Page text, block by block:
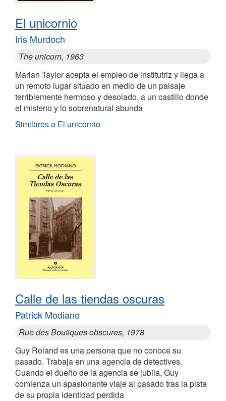
El unicornio
Iris Murdoch
The unicorn, 1963
Marian Taylor acepta el empleo de institutriz y llega a
un remoto lugar situado en medio de un paisaje
terriblemente hermoso y desolado, a un castillo donde
el misterio y lo sobrenatural abunda
Similares a El unicornio
Calle de las tiendas oscuras
Patrick Modiano
Rue des Boutiques obscures, 1978
Guy Roland es una persona que no conoce su
pasado. Trabaja en una agencia de detectives.
Cuando el dueño de la agencia se jubila, Guy
comienza un apasionante viaje al pasado tras la pista
de su propia identidad perdida